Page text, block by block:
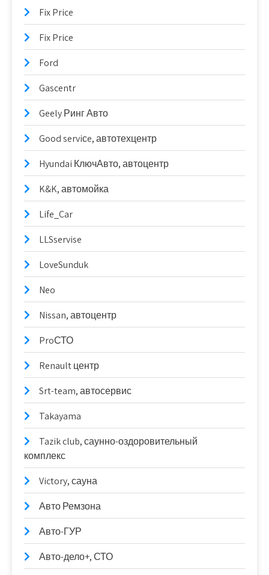
Fix Price
Fix Price
Ford
Gascentr
Geely Ринг Авто
Good serviсe, автотехцентр
Hyundai КлючАвто, автоцентр
K&K, автомойка
Life_Car
LLSservise
LoveSunduk
Neo
Nissan, автоцентр
ProСТО
Renault центр
Srt-team, автосервис
Takayama
Tazik club, саунно-оздоровительный
комплекс
Victory, сауна
Авто Ремзона
Авто-ГУР
Авто-дело+, СТО